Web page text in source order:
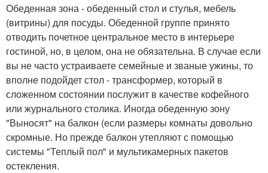
Обеденная зона - обеденный стол и стулья, мебель
(витрины) для посуды. Обеденной группе принято
отводить почетное центральное место в интерьере
гостиной, но, в целом, она не обязательна. В случае если
вы не часто устраиваете семейные и званые ужины, то
вполне подойдет стол - трансформер, который в
сложенном состоянии послужит в качестве кофейного
или журнального столика. Иногда обеденную зону
"Выносят" на балкон (если размеры комнаты довольно
скромные. Но прежде балкон утепляют с помощью
системы "Теплый пол" и мультикамерных пакетов
остекления.